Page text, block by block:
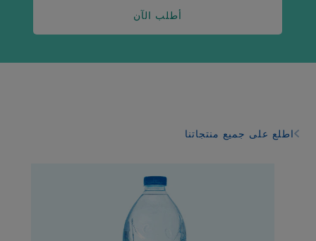
أطلب الآن
اطلع على جميع منتجاتنا